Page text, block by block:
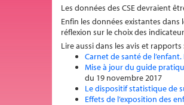
Les données des CSE devraient
Enfin les données existantes
réflexion sur le choix des
Lire aussi dans les avis et rapports
Carnet de santé de
Mise à jour du guide
du 19 novembre 2017
Le dispositif statistique de
Effets de l’exposition des